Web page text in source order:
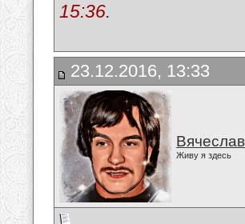
15:36.
23.12.2016, 13:33
Живу я здесь